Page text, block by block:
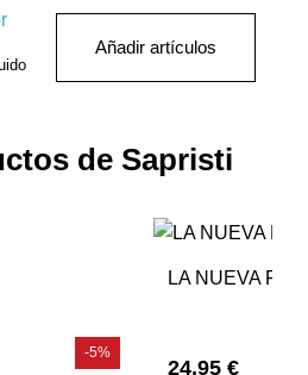
Añadir artículos
de Sapristi
-5%
LA NUEVA
24,95 €